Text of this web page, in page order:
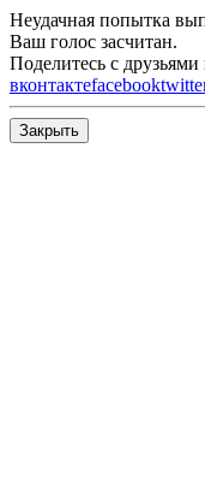
Неудачная попытка
Ваш голос засчитан.
Поделитесь с друзьями
вконтактеfacebook